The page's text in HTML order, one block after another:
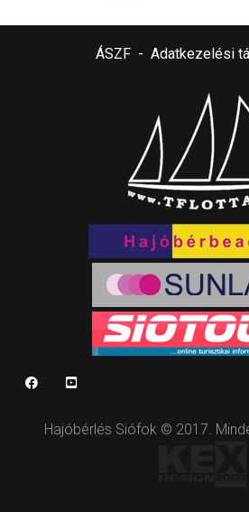
ÁSZF - Adatkezelési
Hajóbérlés Siófok © 2017.